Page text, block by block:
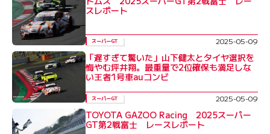
スレポート
スーパーGT 2025-05-09
「遅すぎて驚いた」山下健太とタイヤ選択を
悔やむ坪井翔。最重量で2位確保も満足しな
い王者1号車auコンビ
スーパーGT 2025-05-09
TOYOTA GAZOO Racing 2025スーパー
GT第2戦富士 レースレポート